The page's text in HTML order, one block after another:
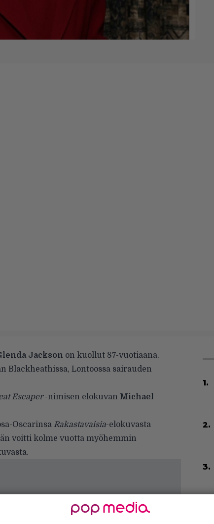
Jackson on kuollut 87-vuotiaana.
Lontoossa sairauden
Escaper-nimisen elokuvan Michael
Oscarinsa Rakastavaisia-elokuvasta
voitti kolme vuotta myöhemmin